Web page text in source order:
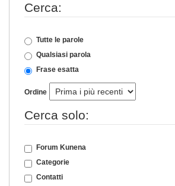
Cerca:
Tutte le parole
Qualsiasi parola
Frase esatta
Ordine
Cerca solo:
Forum Kunena
Categorie
Contatti